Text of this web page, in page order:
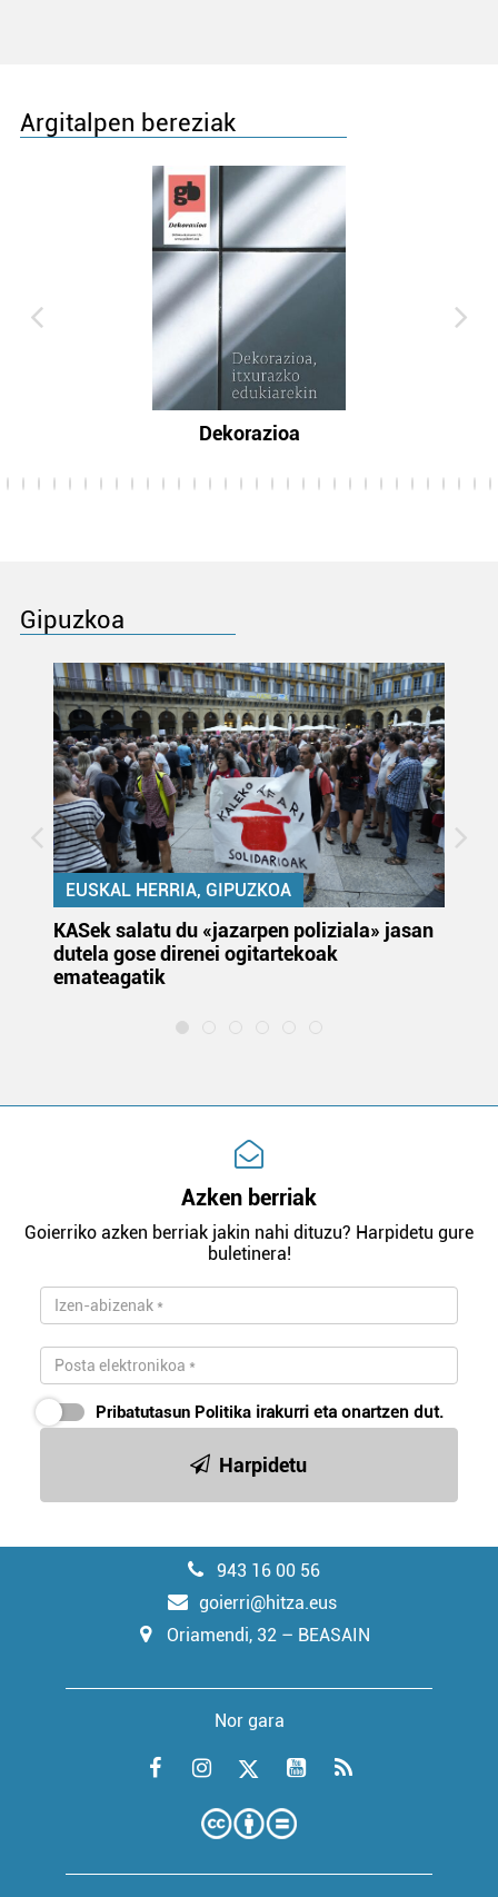
Argitalpen bereziak
Dekorazioa
Gipuzkoa
EUSKAL HERRIA, GIPUZKOA
KASek salatu du «jazarpen poliziala» jasan
dutela gose direnei ogitartekoak
emateagatik
Azken berriak
Goierriko azken berriak jakin nahi dituzu? Harpidetu gure
buletinera!
Pribatutasun Politika irakurri eta onartzen dut.
Harpidetu
943 16 00 56
goierri@hitza.eus
Oriamendi, 32 – BEASAIN
Nor gara